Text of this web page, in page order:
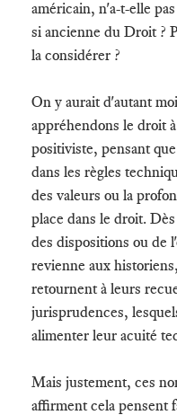
américain, n'a-t-elle
si ancienne du Droit ?
la considérer ?
On y aurait d'autant
appréhendons le droit
positiviste, pensant
dans les règles
des valeurs ou la
place dans le droit.
des dispositions ou de
revienne aux
retournent à leurs
jurisprudences,
alimenter leur acuité
Mais justement, ces
affirment cela pensent